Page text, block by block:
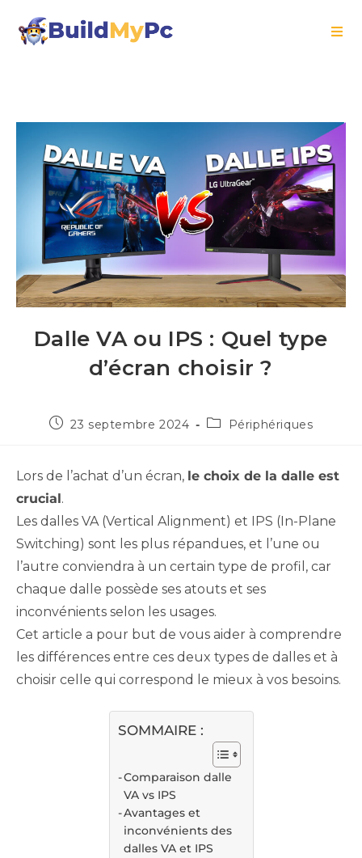
Dalle VA ou IPS : Quel type
d’écran choisir ?
23 septembre 2024 Périphériques
Lors de l’achat d’un écran, le choix de la dalle est
crucial .
Les dalles VA (Vertical Alignment) et IPS (In-Plane
Switching) sont les plus répandues, et l’une ou
l’autre conviendra à un certain type de profil, car
chaque dalle possède ses atouts et ses
inconvénients selon les usages.
Cet article a pour but de vous aider à comprendre
les différences entre ces deux types de dalles et à
choisir celle qui correspond le mieux à vos besoins.
SOMMAIRE :
Comparaison dalle
VA vs IPS
Avantages et
inconvénients des
dalles VA et IPS